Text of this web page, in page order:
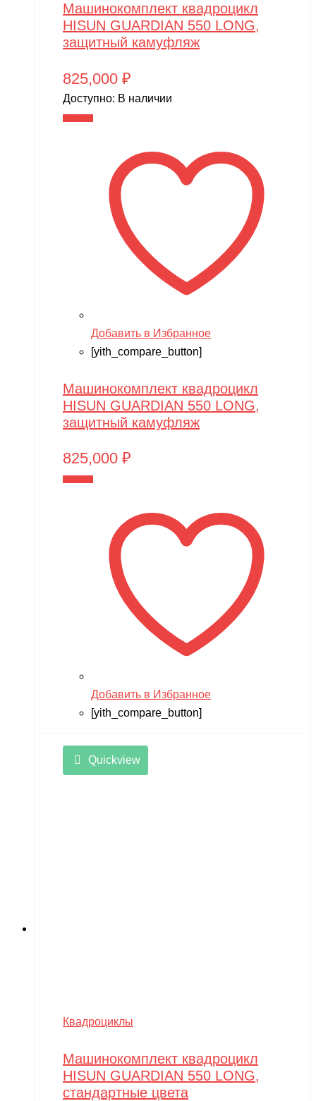
Машинокомплект квадроцикл
HISUN GUARDIAN 550 LONG,
защитный камуфляж
825,000 ₽
Доступно: В наличии
Добавить в Избранное
[yith_compare_button]
Машинокомплект квадроцикл
HISUN GUARDIAN 550 LONG,
защитный камуфляж
825,000 ₽
Добавить в Избранное
[yith_compare_button]
Quickview
Квадроциклы
Машинокомплект квадроцикл
HISUN GUARDIAN 550 LONG,
стандартные цвета